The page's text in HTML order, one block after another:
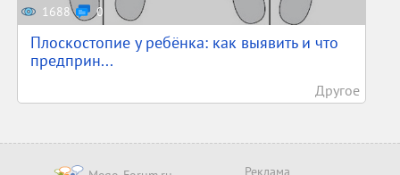
1688 0
Плоскостопие у ребёнка: как выявить и что
предприн...
Другое
Реклама